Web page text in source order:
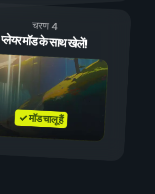
चरण 4
प्लेयर मॉड के साथ खेलें!
✓ मॉड चालू हैं